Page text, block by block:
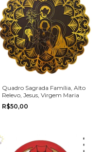
Quadro Sagrada Família, Alto
Relevo, Jesus, Virgem Maria
R$50,00